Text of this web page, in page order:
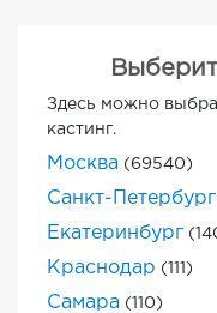
Здесь можно
кастинг.
Москва (69540)
Санкт-Петербург
Екатеринбург
Краснодар (111)
Самара (110)